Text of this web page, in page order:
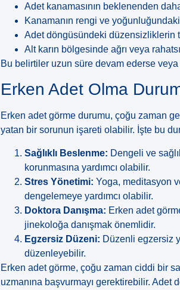
Adet kanamasının beklenenden
Kanamanın rengi ve
Adet döngüsündeki düzensizliklerin
Alt karın bölgesinde ağrı veya
Bu belirtiler uzun süre devam ederse
Erken Adet Olma
Erken adet görme durumu, çoğu zaman
yatan bir sorunun işareti olabilir. İşte bu
Sağlıklı Beslenme: Dengeli ve
korunmasına yardımcı olabilir.
Stres Yönetimi: Yoga, meditasyon
dengelemeye yardımcı olabilir.
Doktora Danışma: Erken adet
jinekoloğa danışmak önemlidir.
Egzersiz Düzeni: Düzenli egzersiz
düzenleyebilir.
Erken adet görme, çoğu zaman ciddi bir
uzmanına başvurmayı gerektirebilir.